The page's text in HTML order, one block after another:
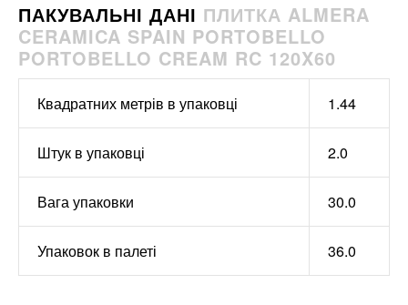
ПАКУВАЛЬНІ ДАНІ ПЛИТКА ALMERA
CERAMICA SPAIN PORTOBELLO
PORTOBELLO CREAM RC 120X60
Квадратних метрів в упаковці 1.44
Штук в упаковці 2.0
Вага упаковки 30.0
Упаковок в палеті 36.0